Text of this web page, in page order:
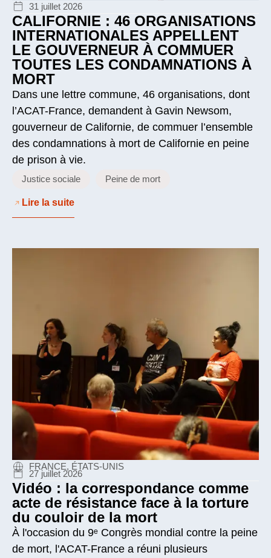
31 juillet 2026
CALIFORNIE : 46 ORGANISATIONS
INTERNATIONALES APPELLENT
LE GOUVERNEUR À COMMUER
TOUTES LES CONDAMNATIONS À
MORT
Dans une lettre commune, 46 organisations, dont
l’ACAT-France, demandent à Gavin Newsom,
gouverneur de Californie, de commuer l’ensemble
des condamnations à mort de Californie en peine
de prison à vie.
Justice sociale Peine de mort
Lire la suite
FRANCE, ÉTATS-UNIS
27 juillet 2026
Vidéo : la correspondance comme
acte de résistance face à la torture
du couloir de la mort
À l'occasion du 9ᵉ Congrès mondial contre la peine
de mort, l'ACAT-France a réuni plusieurs